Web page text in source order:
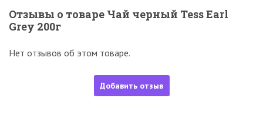
Отзывы о товаре Чай черный Tess Earl
Grey 200г
Нет отзывов об этом товаре.
Добавить отзыв